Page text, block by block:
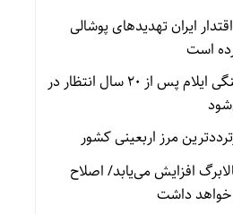
ایران تهدیدهای پوشالی
است
بزرگترین سازه سنگی ایلام پس از ۲۰ سال انتظار در
مرز اربعینی کشور
افزایش می‌یابد/ اصلاح
خواهد داشت